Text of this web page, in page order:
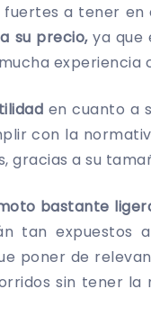
a tener
su precio,ya que
experiencia
en cuanto a
con la
gracias a su
bastante
tan expuestos
poner de
sin tener